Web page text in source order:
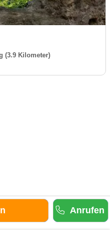
(3.9 Kilometer)
Anrufen